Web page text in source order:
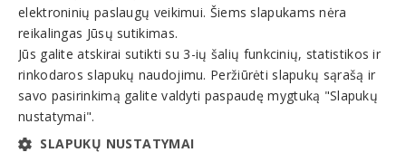
Veiklos sritys
Audiniai, užuolaidos, verpalai, siūlai
Siuvimo pramonė, siuvyklos
elektroninių paslaugų veikimui. Šiems slapukams nėra
reikalingas Jūsų sutikimas.
Jūs galite atskirai sutikti su 3-ių šalių funkcinių, statistikos ir
rinkodaros slapukų naudojimu. Peržiūrėti slapukų sąrašą ir
savo pasirinkimą galite valdyti paspaudę mygtuką "Slapukų
nustatymai".
SLAPUKŲ NUSTATYMAI